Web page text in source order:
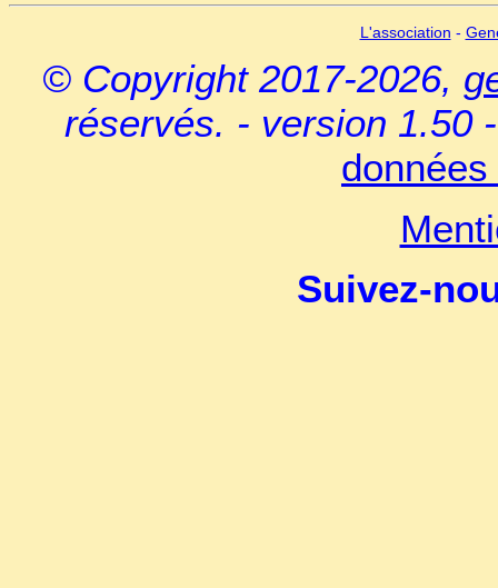
L'association -
© Copyright 2017-2026,
réservés. - version 1.50
Suivez-